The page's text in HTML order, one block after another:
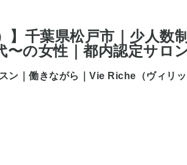
】千葉県松戸市｜少人
の女性｜都内認定サロ
ン｜働きながら｜Vie Riche（ヴィリ